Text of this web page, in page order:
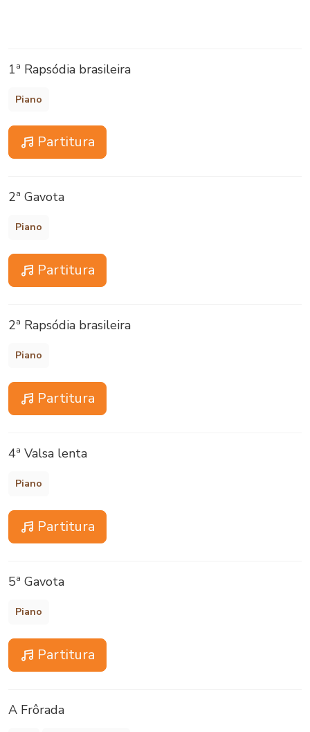
1ª Rapsódia brasileira
Piano
Partitura
2ª Gavota
Piano
Partitura
2ª Rapsódia brasileira
Piano
Partitura
4ª Valsa lenta
Piano
Partitura
5ª Gavota
Piano
Partitura
A Frôrada